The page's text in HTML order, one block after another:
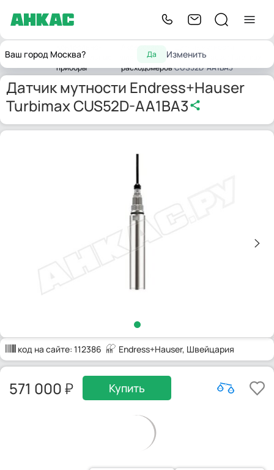
Ваш город Москва? Да Изменить
Главнаяизмерительные
приборы
расходомеров
Endress+Hauser Turbimax
CUS52D-AA1BA3
Датчик мутности Endress+Hauser
Turbimax CUS52D-AA1BA3
код на сайте: 112386 Endress+Hauser, Швейцария
571 000 Купить